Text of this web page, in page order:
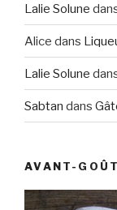
Lalie Solune
Alice dans
Lalie Solune
Sabtan dans
AVANT-